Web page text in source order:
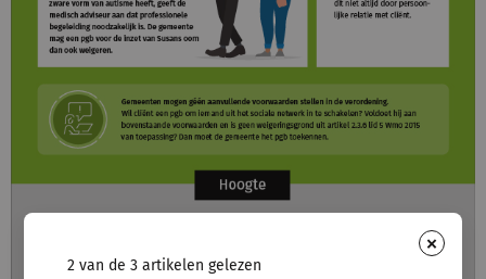
×
2 van de 3 artikelen gelezen